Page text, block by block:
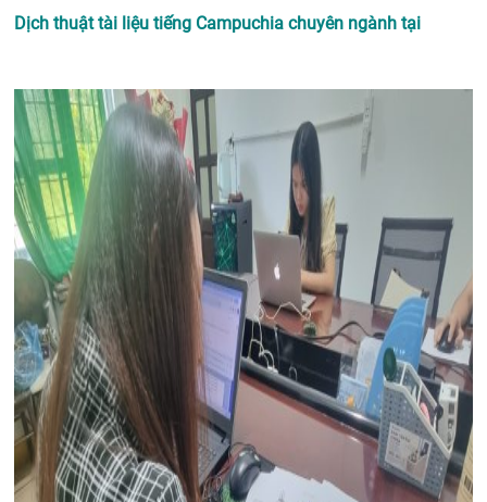
Dịch thuật tài liệu tiếng Campuchia chuyên ngành tại